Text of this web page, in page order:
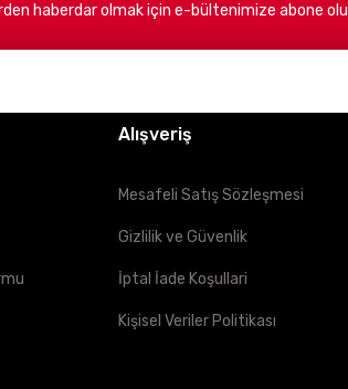
daima en iyi hizmeti
haberdar olmak için e-bültenimize abone
Alışveriş
Mesafeli Satış Sözleşmesi
Gizlilik ve Güvenlik
İptal İade Koşullari
Kişisel Veriler Politikası